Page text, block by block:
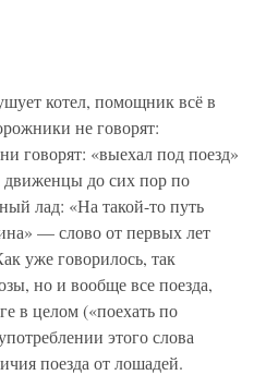
котел, помощник всё в
не говорят:
говорят: «выехал под поезд»
до сих пор по
лад: «На такой-то путь
— слово от первых лет
уже говорилось, так
но и вообще все поезда,
в целом («поехать по
этого слова
поезда от лошадей.